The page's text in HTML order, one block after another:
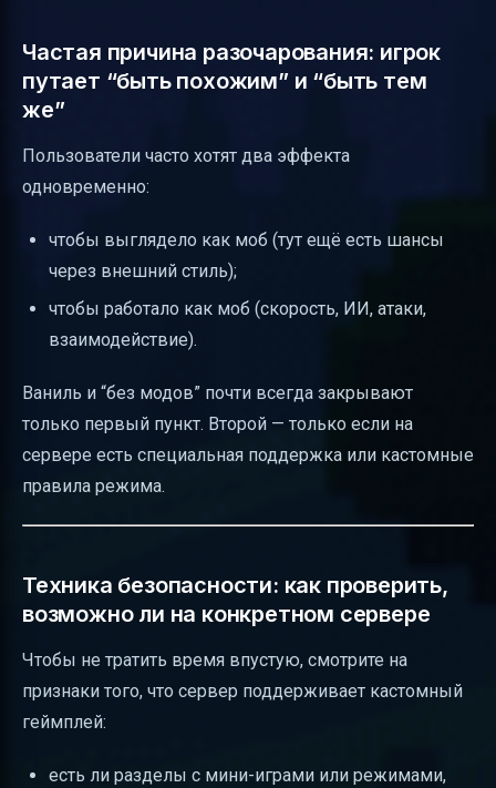
Частая причина разочарования: игрок
путает “быть похожим” и “быть тем
же”
Пользователи часто хотят два эффекта
одновременно:
чтобы выглядело как моб (тут ещё есть шансы
через внешний стиль);
чтобы работало как моб (скорость, ИИ, атаки,
взаимодействие).
Ваниль и “без модов” почти всегда закрывают
только первый пункт. Второй — только если на
сервере есть специальная поддержка или кастомные
правила режима.
Техника безопасности: как проверить,
возможно ли на конкретном сервере
Чтобы не тратить время впустую, смотрите на
признаки того, что сервер поддерживает кастомный
геймплей:
есть ли разделы с мини-играми или режимами,